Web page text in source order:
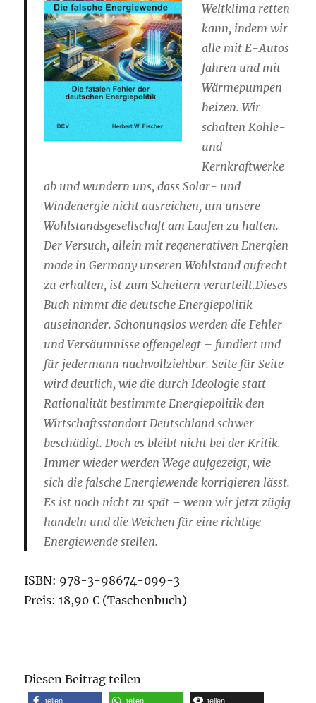
Weltklima retten
kann, indem wir
alle mit E-Autos
fahren und mit
Wärmepumpen
heizen. Wir
schalten Kohle-
und
Kernkraftwerke
ab und wundern uns, dass Solar- und
Windenergie nicht ausreichen, um unsere
Wohlstandsgesellschaft am Laufen zu halten.
Der Versuch, allein mit regenerativen Energien
made in Germany unseren Wohlstand aufrecht
zu erhalten, ist zum Scheitern verurteilt.Dieses
Buch nimmt die deutsche Energiepolitik
auseinander. Schonungslos werden die Fehler
und Versäumnisse offengelegt – fundiert und
für jedermann nachvollziehbar. Seite für Seite
wird deutlich, wie die durch Ideologie statt
Rationalität bestimmte Energiepolitik den
Wirtschaftsstandort Deutschland schwer
beschädigt. Doch es bleibt nicht bei der Kritik.
Immer wieder werden Wege aufgezeigt, wie
sich die falsche Energiewende korrigieren lässt.
Es ist noch nicht zu spät – wenn wir jetzt zügig
handeln und die Weichen für eine richtige
Energiewende stellen.
ISBN: 978-3-98674-099-3
Preis: 18,90 € (Taschenbuch)
Diesen Beitrag teilen
teilen teilen teilen